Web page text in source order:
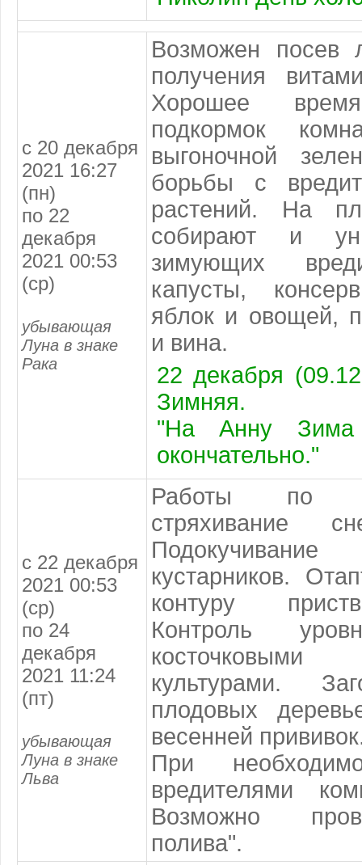
с 20 декабря
2021 16:27
(пн)
по 22
декабря
2021 00:53
(ср)
убывающая
Луна в знаке
Рака
Возможен
получения
Хорошее
подкормок
выгоночной
борьбы с
растений. На
собирают и
зимующих
капусты,
яблок и овощей,
и вина.
22 декабря
Зимняя.
"На Анну Зима
окончательно."
с 22 декабря
2021 00:53
(ср)
по 24
декабря
2021 11:24
(пт)
убывающая
Луна в знаке
Льва
Работы по
стряхивание
кустарников.
контуру
Контроль
культурами.
плодовых
весенней
При
вредителями
Возможно
полива".